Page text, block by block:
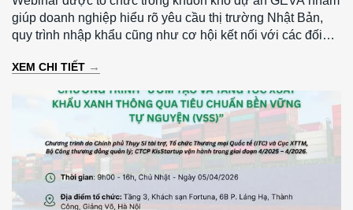
giúp doanh nghiệp hiểu rõ yêu cầu thị trường Nhật Bản,
quy trình nhập khẩu cũng như cơ hội kết nối với các đối
30/03/2026 - Hình thức: Trực tuyến qua Zoom - Ngôn ngữ:
XEM CHI TIẾT →